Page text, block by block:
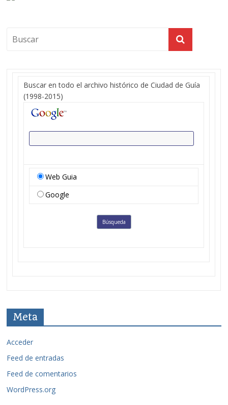
Buscar en todo el archivo histórico de Ciudad de Guía
(1998-2015)
Web Guia
Google
Meta
Acceder
Feed de entradas
Feed de comentarios
WordPress.org